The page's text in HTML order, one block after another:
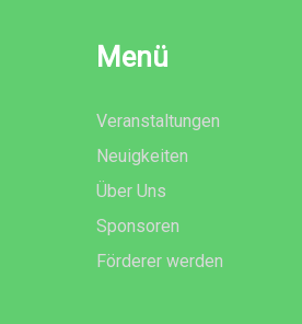
Menü
Veranstaltungen
Neuigkeiten
Über Uns
Sponsoren
Förderer werden